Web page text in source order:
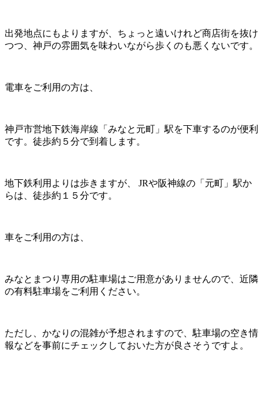
出発地点にもよりますが、ちょっと遠いけれど商店街を抜け
つつ、神戸の雰囲気を味わいながら歩くのも悪くないです。
電車をご利用の方は、
神戸市営地下鉄海岸線「みなと元町」駅を下車するのが便利
です。徒歩約５分で到着します。
地下鉄利用よりは歩きますが、 JRや阪神線の「元町」駅か
らは、徒歩約１５分です。
車をご利用の方は、
みなとまつり専用の駐車場はご用意がありませんので、近隣
の有料駐車場をご利用ください。
ただし、かなりの混雑が予想されますので、駐車場の空き情
報などを事前にチェックしておいた方が良さそうですよ。